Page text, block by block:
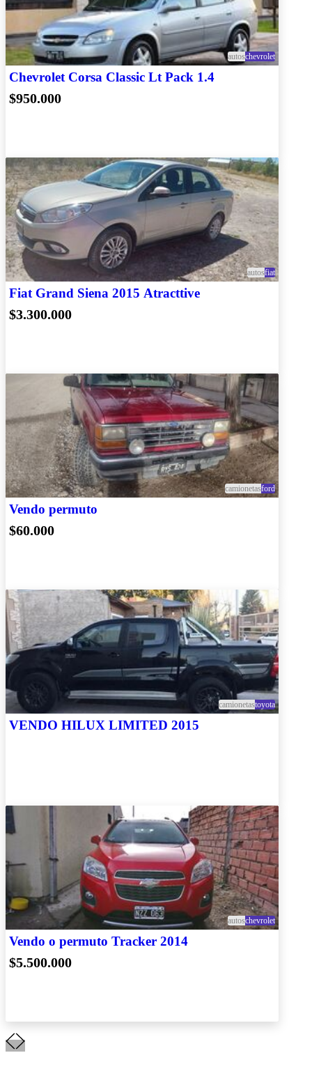
autoschevrolet
Chevrolet Corsa Classic Lt Pack 1.4
$950.000
autosfiat
Fiat Grand Siena 2015 Atracttive
$3.300.000
camionetasford
Vendo permuto
$60.000
camionetastoyota
VENDO HILUX LIMITED 2015
autoschevrolet
Vendo o permuto Tracker 2014
$5.500.000